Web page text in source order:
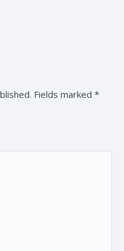
Fields marked *